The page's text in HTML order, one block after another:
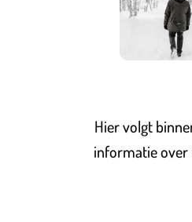
Hier volgt
informatie over